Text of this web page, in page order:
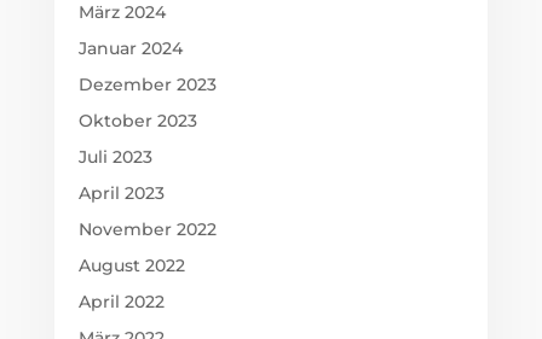
März 2024
Januar 2024
Dezember 2023
Oktober 2023
Juli 2023
April 2023
November 2022
August 2022
April 2022